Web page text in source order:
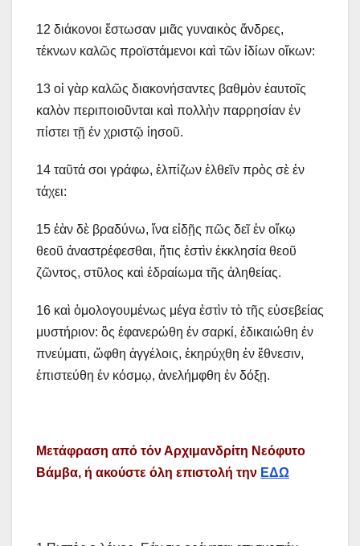
12 διάκονοι ἔστωσαν μιᾶς γυναικὸς ἄνδρες,
τέκνων καλῶς προϊστάμενοι καὶ τῶν ἰδίων οἴκων:
13 οἱ γὰρ καλῶς διακονήσαντες βαθμὸν ἑαυτοῖς
καλὸν περιποιοῦνται καὶ πολλὴν παρρησίαν ἐν
πίστει τῇ ἐν χριστῷ ἰησοῦ.
14 ταῦτά σοι γράφω, ἐλπίζων ἐλθεῖν πρὸς σὲ ἐν
τάχει:
15 ἐὰν δὲ βραδύνω, ἵνα εἰδῇς πῶς δεῖ ἐν οἴκῳ
θεοῦ ἀναστρέφεσθαι, ἥτις ἐστὶν ἐκκλησία θεοῦ
ζῶντος, στῦλος καὶ ἑδραίωμα τῆς ἀληθείας.
16 καὶ ὁμολογουμένως μέγα ἐστὶν τὸ τῆς εὐσεβείας
μυστήριον: ὃς ἐφανερώθη ἐν σαρκί, ἐδικαιώθη ἐν
πνεύματι, ὤφθη ἀγγέλοις, ἐκηρύχθη ἐν ἔθνεσιν,
ἐπιστεύθη ἐν κόσμῳ, ἀνελήμφθη ἐν δόξῃ.
Μετάφραση από τόν Αρχιμανδρίτη Νεόφυτο
Βάμβα, ή ακούστε όλη επιστολή την ΕΔΩ